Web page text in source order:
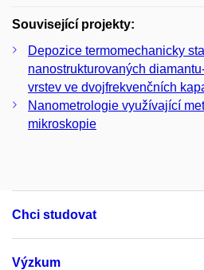
Související projekty:
Depozice termomechanicky
nanostrukturovaných
vrstev ve dvojfrekvenčních
Nanometrologie využívající
mikroskopie
Chci studovat
Výzkum